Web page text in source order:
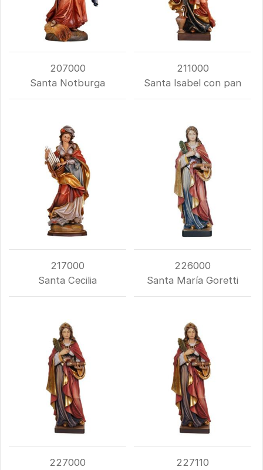
207000
Santa Notburga
211000
Santa Isabel con pan
217000
Santa Cecilia
226000
Santa María Goretti
227000
227110